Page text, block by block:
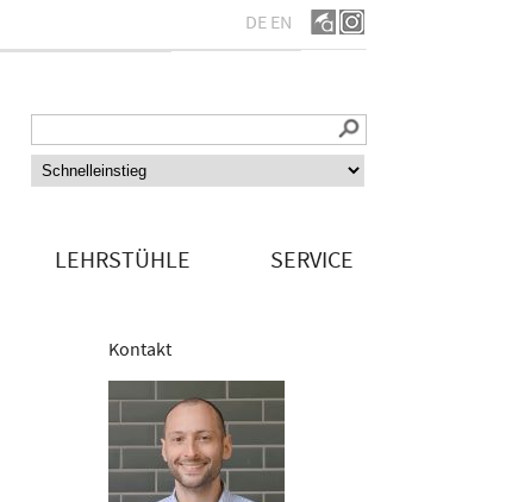
DE EN
LEHRSTÜHLE SERVICE
Kontakt